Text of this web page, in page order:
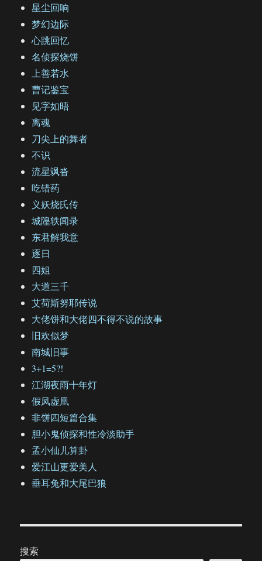
星尘回响
梦幻边际
心跳回忆
名侦探烧饼
上善若水
曹记鉴宝
见字如晤
离魂
刀尖上的舞者
不识
流星飒沓
吃错药
义妖烧氏传
城隍轶闻录
东君解我意
逐日
四姐
大道三千
艾荷斯努耶传说
大佬饼和大佬四不得不说的故事
旧欢似梦
南城旧事
3+1=5?!
江湖夜雨十年灯
假凤虚凰
非饼四短篇合集
胆小鬼侦探和性冷淡助手
孟小仙儿算卦
爱江山更爱美人
垂耳兔和大尾巴狼
搜索